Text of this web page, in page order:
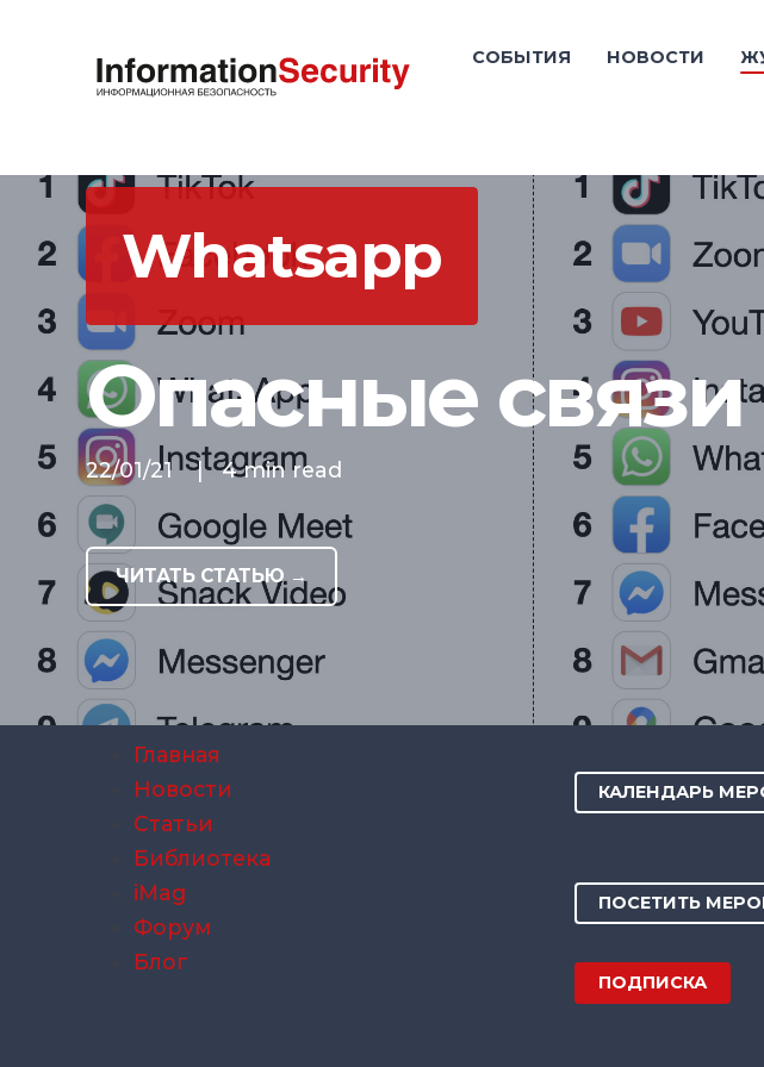
СОБЫТИЯ НОВОСТИ
Whatsapp
Опасные связи
22/01/21 | 4 min read
ЧИТАТЬ СТАТЬЮ →
Главная
Новости
Статьи
Библиотека
iMag
Форум
Блог
КАЛЕНДАРЬ
ПОСЕТИТЬ
ПОДПИСКА